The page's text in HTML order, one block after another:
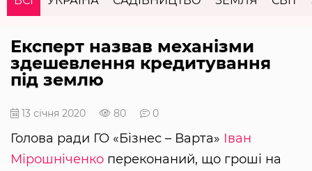
Експерт назвав механізми
здешевлення кредитування
під землю
13 січня 2020 80 0
Голова ради ГО «Бізнес – Варта» Іван
Мірошніченко переконаний, що гроші на